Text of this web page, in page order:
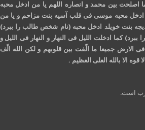
اصلحت بین محمد و انصاره اللهم یا من ادخل محبه
محبه موسی فی قلب آسیه بنت مزاحم و یا من
بنت خویلد ادخل محبه (نام شخص طالب را ببرد)
کما ادخلت اللیل فی النهار و النهار فی اللیل و
فی الارض جمیعا ما الّفت بین قلوبهم و لکن الله الّف
قوه الا بالله العلی العظیم .
است.